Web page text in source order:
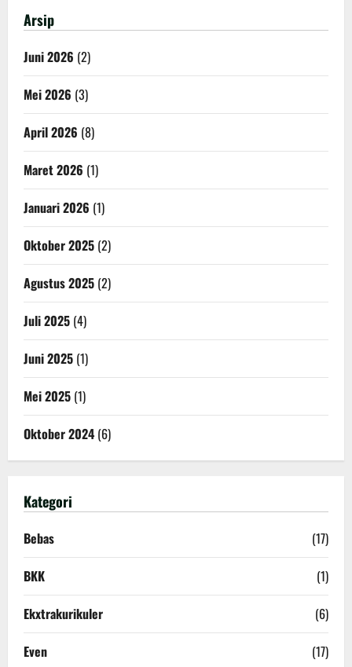
Arsip
Juni 2026 (2)
Mei 2026 (3)
April 2026 (8)
Maret 2026 (1)
Januari 2026 (1)
Oktober 2025 (2)
Agustus 2025 (2)
Juli 2025 (4)
Juni 2025 (1)
Mei 2025 (1)
Oktober 2024 (6)
Kategori
Bebas
(17)
BKK
(1)
Ekxtrakurikuler
(6)
Even
(17)